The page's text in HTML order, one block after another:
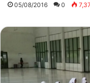
05/08/2016 0